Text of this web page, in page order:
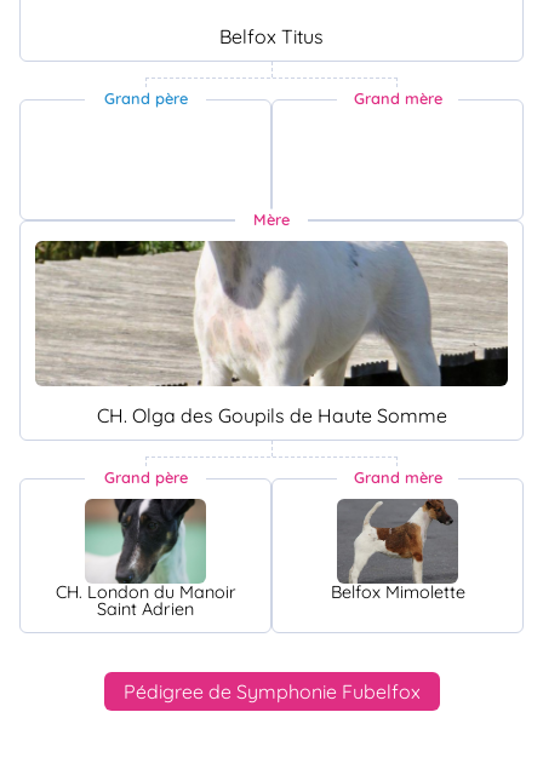
Belfox Titus
Grand père Grand mère
Mère
CH. Olga des Goupils de Haute Somme
Grand père
CH. London du Manoir
Saint Adrien
Grand mère
Belfox Mimolette
Pédigree de Symphonie Fubelfox